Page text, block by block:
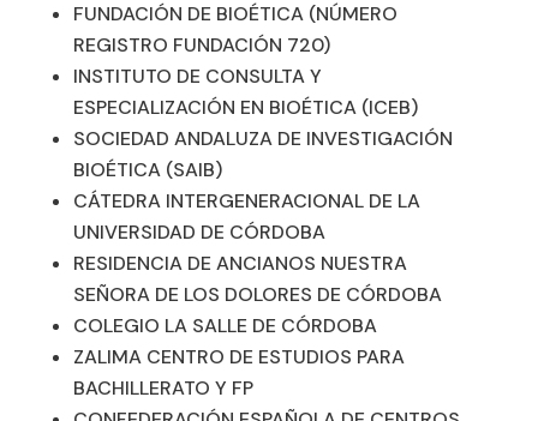
FUNDACIÓN DE BIOÉTICA (NÚMERO
REGISTRO FUNDACIÓN 720)
INSTITUTO DE CONSULTA Y
ESPECIALIZACIÓN EN BIOÉTICA (ICEB)
SOCIEDAD ANDALUZA DE INVESTIGACIÓN
BIOÉTICA (SAIB)
CÁTEDRA INTERGENERACIONAL DE LA
UNIVERSIDAD DE CÓRDOBA
RESIDENCIA DE ANCIANOS NUESTRA
SEÑORA DE LOS DOLORES DE CÓRDOBA
COLEGIO LA SALLE DE CÓRDOBA
ZALIMA CENTRO DE ESTUDIOS PARA
BACHILLERATO Y FP